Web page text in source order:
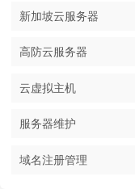
新加坡云服务器
高防云服务器
云虚拟主机
服务器维护
域名注册管理